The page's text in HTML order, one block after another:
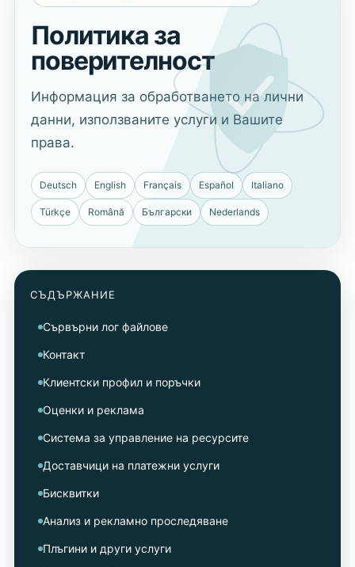
Политика за
поверителност
Информация за обработването на лични
данни, използваните услуги и Вашите
права.
Deutsch English Français Español Italiano
Türkçe Română Български Nederlands
СЪДЪРЖАНИЕ
Сървърни лог файлове
Контакт
Клиентски профил и поръчки
Оценки и реклама
Система за управление на ресурсите
Доставчици на платежни услуги
Бисквитки
Анализ и рекламно проследяване
Плъгини и други услуги